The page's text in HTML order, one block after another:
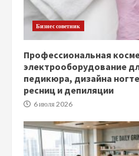
Бизнес советник
Профессиональная
электрооборудование
педикюра, дизайна
ресниц и депиляции
6 июля 2026